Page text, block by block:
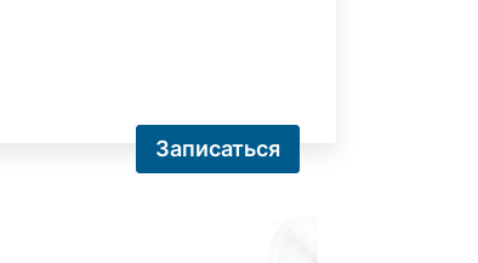
Записаться